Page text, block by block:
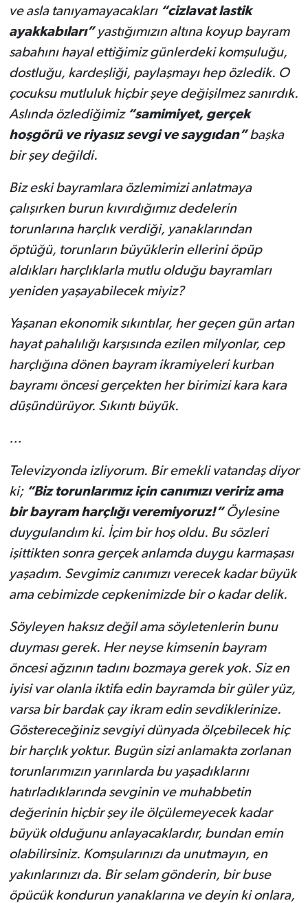
ve asla tanıyamayacakları “cizlavat lastik
ayakkabıları”yastığımızın altına koyup bayram
sabahını hayal ettiğimiz günlerdeki komşuluğu,
dostluğu, kardeşliği, paylaşmayı hep özledik. O
çocuksu mutluluk hiçbir şeye değişilmez sanırdık.
Aslında özlediğimiz “samimiyet, gerçek
hoşgörü ve riyasız sevgi ve saygıdan”başka
bir şey değildi.
Biz eski bayramlara özlemimizi anlatmaya
çalışırken burun kıvırdığımız dedelerin
torunlarına harçlık verdiği, yanaklarından
öptüğü, torunların büyüklerin ellerini öpüp
aldıkları harçlıklarla mutlu olduğu bayramları
yeniden yaşayabilecek miyiz?
Yaşanan ekonomik sıkıntılar, her geçen gün artan
hayat pahalılığı karşısında ezilen milyonlar, cep
harçlığına dönen bayram ikramiyeleri kurban
bayramı öncesi gerçekten her birimizi kara kara
düşündürüyor. Sıkıntı büyük.
…
Televizyonda izliyorum. Bir emekli vatandaş diyor
ki; “Biz torunlarımız için canımızı veririz ama
bir bayram harçlığı veremiyoruz!”Öylesine
duygulandım ki. İçim bir hoş oldu. Bu sözleri
işittikten sonra gerçek anlamda duygu karmaşası
yaşadım. Sevgimiz canımızı verecek kadar büyük
ama cebimizde cepkenimizde bir o kadar delik.
Söyleyen haksız değil ama söyletenlerin bunu
duyması gerek. Her neyse kimsenin bayram
öncesi ağzının tadını bozmaya gerek yok. Siz en
iyisi var olanla iktifa edin bayramda bir güler yüz,
varsa bir bardak çay ikram edin sevdiklerinize.
Göstereceğiniz sevgiyi dünyada ölçebilecek hiç
bir harçlık yoktur. Bugün sizi anlamakta zorlanan
torunlarımızın yarınlarda bu yaşadıklarını
hatırladıklarında sevginin ve muhabbetin
değerinin hiçbir şey ile ölçülemeyecek kadar
büyük olduğunu anlayacaklardır, bundan emin
olabilirsiniz. Komşularınızı da unutmayın, en
yakınlarınızı da. Bir selam gönderin, bir buse
öpücük kondurun yanaklarına ve deyin ki onlara,